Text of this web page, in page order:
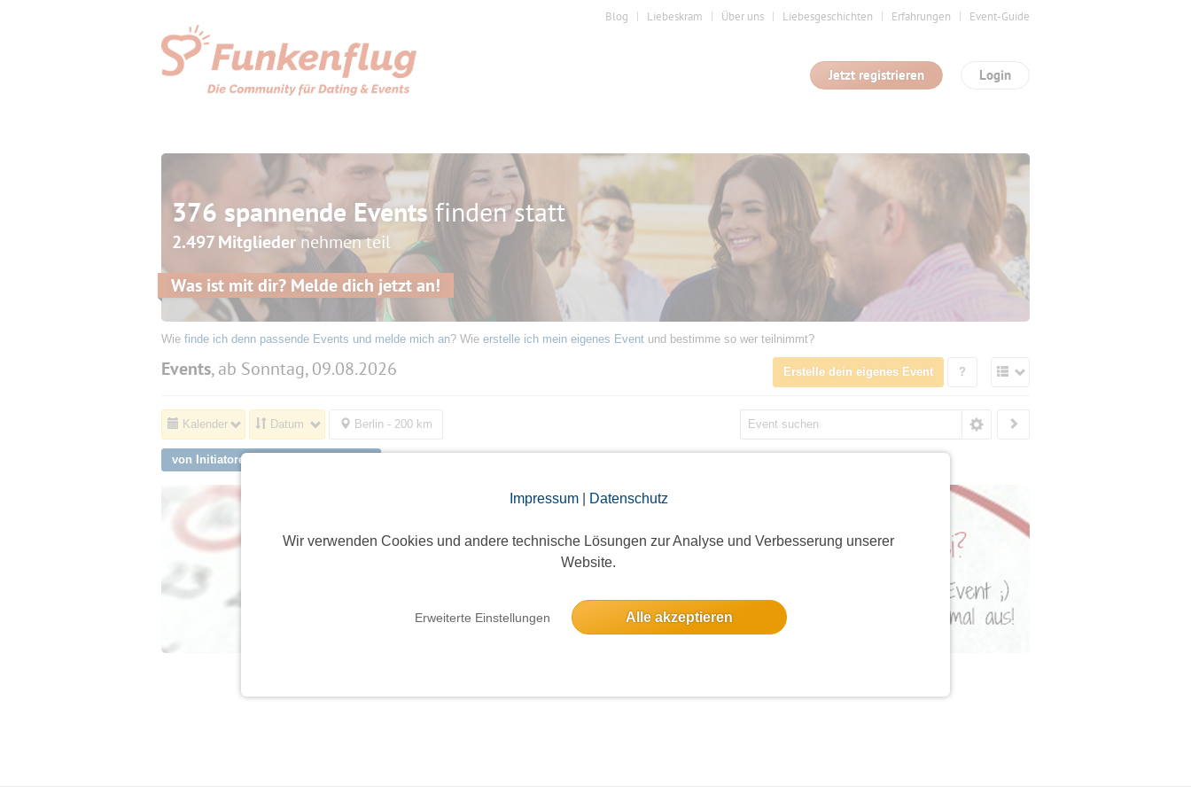
Impressum| Datenschutz
Wir verwenden Cookies und andere technische Lösungen zur Analyse und Verbesserung unserer
Website.
Erweiterte Einstellungen Alle akzeptieren
Blog Liebeskram Über uns Liebesgeschichten Erfahrungen Event-Guide
Login
Jetzt registrieren
376 spannende Eventsfinden statt
2.497 Mitgliedernehmen teil
Was ist mit dir? Melde dich jetzt an!
Wie finde ich denn passende Events und melde mich an? Wie erstelle ich mein eigenes Event und bestimme so wer teilnimmt?
Events, ab Sonntag, 09.08.2026 Erstelle dein eigenes Event ?
Kalender Datum Berlin - 200 km
von Initiatoren aus Holzgerlingen